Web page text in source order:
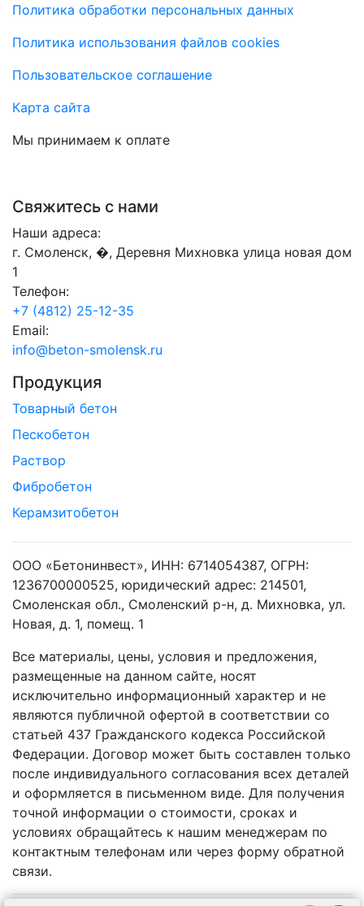
Политика обработки персональных данных
Политика использования файлов cookies
Пользовательское соглашение
Карта сайта
Мы принимаем к оплате
Свяжитесь с нами
Наши адреса:
г. Смоленск, �, Деревня Михновка улица новая дом
1
Телефон:
+7 (4812) 25-12-35
Email:
info@beton-smolensk.ru
Продукция
Товарный бетон
Пескобетон
Раствор
Фибробетон
Керамзитобетон
ООО «Бетонинвест», ИНН: 6714054387, ОГРН:
1236700000525, юридический адрес: 214501,
Смоленская обл., Смоленский р-н, д. Михновка, ул.
Новая, д. 1, помещ. 1
Все материалы, цены, условия и предложения,
размещенные на данном сайте, носят
исключительно информационный характер и не
являются публичной офертой в соответствии со
статьей 437 Гражданского кодекса Российской
Федерации. Договор может быть составлен только
после индивидуального согласования всех деталей
и оформляется в письменном виде. Для получения
точной информации о стоимости, сроках и
условиях обращайтесь к нашим менеджерам по
контактным телефонам или через форму обратной
связи.